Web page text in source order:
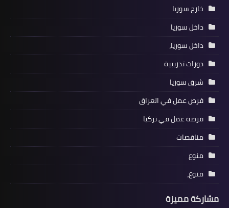
خارج سوريا
داخل سوريا
داخل سوريا،
دورات تدريبية
شرق سوريا
فرص عمل في العراق
فرصة عمل في تركيا
مناقصات
منوع
منوع،
مشاركة مميزة